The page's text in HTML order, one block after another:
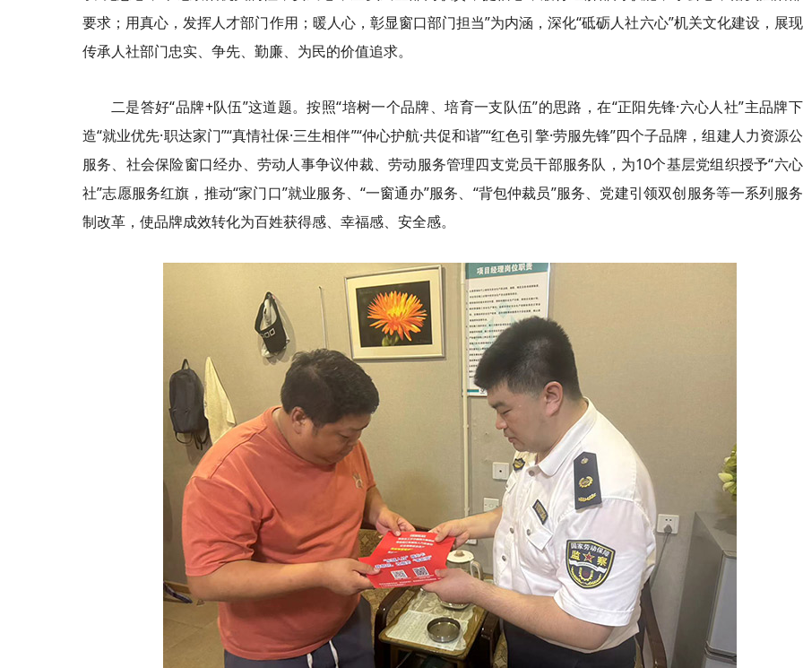
要求；用真心，发挥人才部门作用；暖人心，彰显窗口部门担当”为内涵，深化“砥砺人社六心”机关文化建设，展
传承人社部门忠实、争先、勤廉、为民的价值追求。
二是答好“品牌+队伍”这道题。按照“培树一个品牌、培育一支队伍”的思路，在“正阳先锋·六心人社”主品牌
造“就业优先·职达家门”“真情社保·三生相伴”“仲心护航·共促和谐”“红色引擎·劳服先锋”四个子品牌，组建人力资源
服务、社会保险窗口经办、劳动人事争议仲裁、劳动服务管理四支党员干部服务队，为10个基层党组织授予“六
社”志愿服务红旗，推动“家门口”就业服务、“一窗通办”服务、“背包仲裁员”服务、党建引领双创服务等一系列服
制改革，使品牌成效转化为百姓获得感、幸福感、安全感。